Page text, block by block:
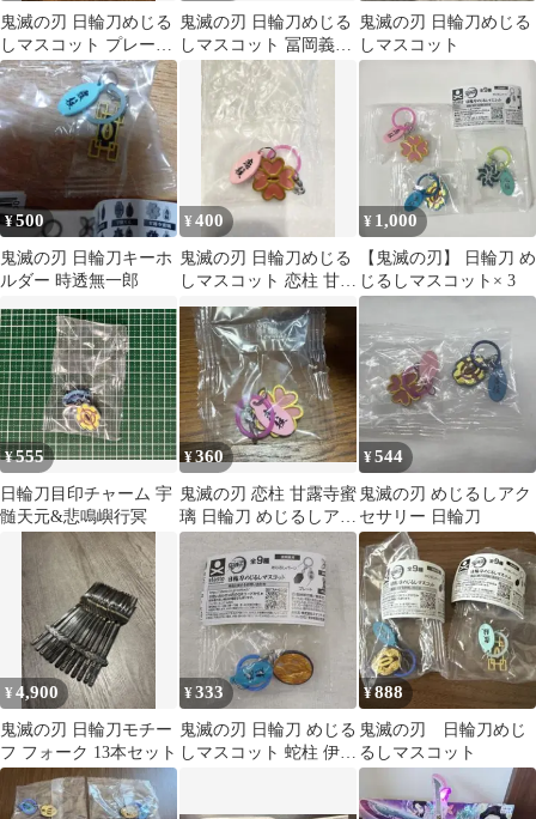
鬼滅の刃 日輪刀めじる
しマスコット プレート
付きマスコット
鬼滅の刃 日輪刀めじる
しマスコット 冨岡義勇
不死川実弥
鬼滅の刃 日輪刀めじる
しマスコット
¥500
鬼滅の刃 日輪刀キーホ
ルダー 時透無一郎
¥400
鬼滅の刃 日輪刀めじる
しマスコット 恋柱 甘露
寺蜜璃
¥ 1,000
【鬼滅の刃】 日輪刀 め
じるしマスコット× 3
¥555
日輪刀目印チャーム 宇
髄天元&悲鳴嶼行冥
¥360
鬼滅の刃 恋柱 甘露寺蜜
璃 日輪刀 めじるしアク
セサリー
¥544
鬼滅の刃 めじるしアク
セサリー 日輪刀
¥4,900
鬼滅の刃 日輪刀モチー
フ フォーク 13本セット
¥333
鬼滅の刃 日輪刀 めじる
しマスコット 蛇柱 伊黒
¥888
鬼滅の刃 日輪刀めじ
るしマスコット